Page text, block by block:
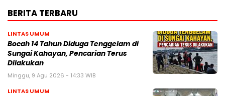
BERITA TERBARU
LINTAS UMUM
Bocah 14 Tahun Diduga Tenggelam di
Sungai Kahayan, Pencarian Terus
Dilakukan
Minggu, 9 Agu 2026 - 14:33 WIB
LINTAS UMUM